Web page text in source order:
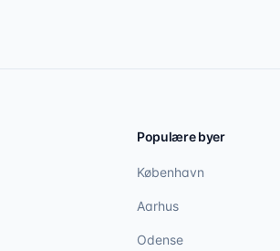
Populære byer
København
Aarhus
Odense